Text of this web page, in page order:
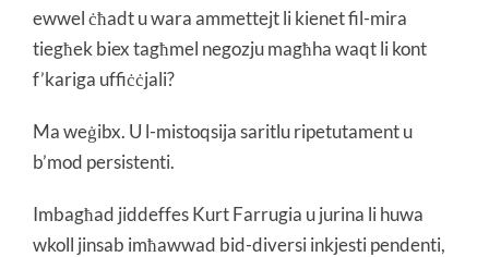
ewwel ċħadt u wara ammettejt li kienet fil-mira
tiegħek biex tagħmel negozju magħha waqt li kont
f’kariga uffiċċjali?
Ma weġibx. U l-mistoqsija saritlu ripetutament u
b’mod persistenti.
Imbagħad jiddeffes Kurt Farrugia u jurina li huwa
wkoll jinsab imħawwad bid-diversi inkjesti pendenti,